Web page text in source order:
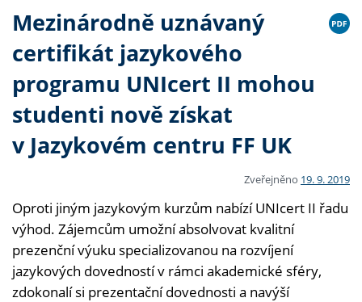
Mezinárodně uznávaný
certifikát jazykového
programu UNIcert II mohou
studenti nově získat
v Jazykovém centru FF UK
Zveřejněno 19. 9. 2019
Oproti jiným jazykovým kurzům nabízí UNIcert II řadu
výhod. Zájemcům umožní absolvovat kvalitní
prezenční výuku specializovanou na rozvíjení
jazykových dovedností v rámci akademické sféry,
zdokonalí si prezentační dovednosti a navýší